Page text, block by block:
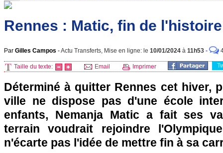
Rennes : Matic, fin de l'histoire
Par Gilles Campos -Actu Transferts, Mise en ligne: le 10/01/2024 à 11h53 -
Taille du texte: Email Imprimer
Déterminé à quitter Rennes cet hiver,
ville ne dispose pas d'une école
enfants, Nemanja Matic a fait ses
terrain voudrait rejoindre
n'écarte pas l'idée de mettre fin à sa